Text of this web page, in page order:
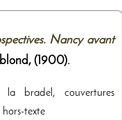
Nancy avant
, (1900).
bradel, couvertures
hors-texte